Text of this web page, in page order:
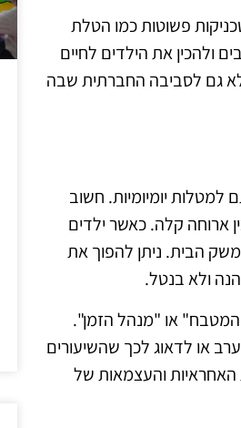
פשוטות כמו הטלת
ולהכין את הילדים לחיים
גם לסביבה החברתית שבה
יומיומיות. חשוב
ארוחה קלה. כאשר ילדים
הבית. ניתן להפוך את
ולא בנטל.
המטבח" או "מנהל הזמן".
או לדאוג לכך שהשיעורים
והעצמאות של